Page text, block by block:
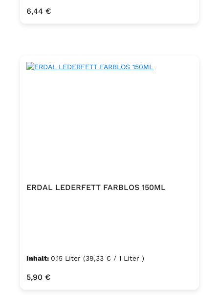
Regulärer Preis:
6,44 €
ERDAL LEDERFETT FARBLOS 150ML
Inhalt: 0.15 Liter (39,33 € / 1 Liter )
Regulärer Preis:
5,90 €